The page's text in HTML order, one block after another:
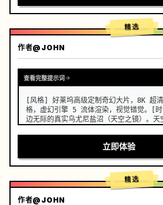
感。 …
精选
作者@JOHN
查看完整提示词
[风格] 好莱坞高级定制奇幻大片，8K 超
格，虚幻引擎 5 流体渲染，视觉错觉。
边无际的真实乌尤尼盐沼（天空之镜）。天
00:05] 镜头 1：高定入场与瓷肌。机位：
镜头推近。动作：一位辨识度极高的亚洲
酷行走。效果：她身着并非布料，而是流动
裙。行走时裙摆发出真实陶瓷般的清脆碰
统的青花纹样在白色瓷质…
立即体验
精选
作者@JOHN